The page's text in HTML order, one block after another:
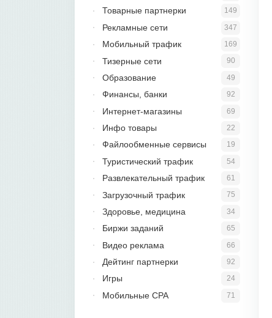
149
Товарные партнерки
347
Рекламные сети
169
Мобильный трафик
90
Тизерные сети
49
Образование
92
Финансы, банки
69
Интернет-магазины
22
Инфо товары
19
Файлообменные сервисы
54
Туристический трафик
61
Развлекательный трафик
75
Загрузочный трафик
34
Здоровье, медицина
65
Биржи заданий
66
Видео реклама
92
Дейтинг партнерки
24
Игры
71
Мобильные CPA